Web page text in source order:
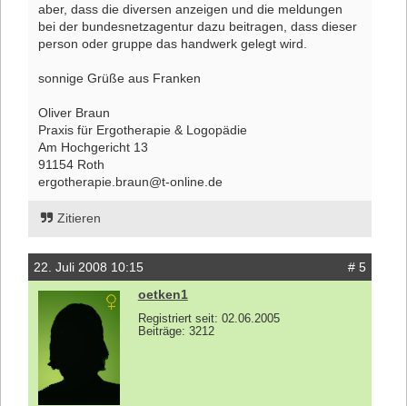
aber, dass die diversen anzeigen und die meldungen
bei der bundesnetzagentur dazu beitragen, dass dieser
person oder gruppe das handwerk gelegt wird.
sonnige Grüße aus Franken
Oliver Braun
Praxis für Ergotherapie & Logopädie
Am Hochgericht 13
91154 Roth
ergotherapie.braun@t-online.de
Zitieren
22. Juli 2008 10:15
# 5
oetken1
Registriert seit: 02.06.2005
Beiträge: 3212